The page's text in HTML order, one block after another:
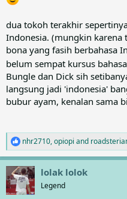
2. Valeria Turati
mengambil alih Bobo ketika
keluar di tahun 1994. Dia
versi Italia.
Bobo remake versi Valeria Turati
3. Edgar van der Kuip
menggambar Bobo untuk
an.
Bobo remake versi Edgar van
dua tokoh terakhir
Indonesia. (mungkin karena
bona yang fasih berbahasa
belum sempat kursus
Bungle dan Dick sih
langsung jadi 'indonesia'
bubur ayam, kenalan sama
R
e
a
c
t
i
nhr2710,opiopi and
lolak lolok
Legend